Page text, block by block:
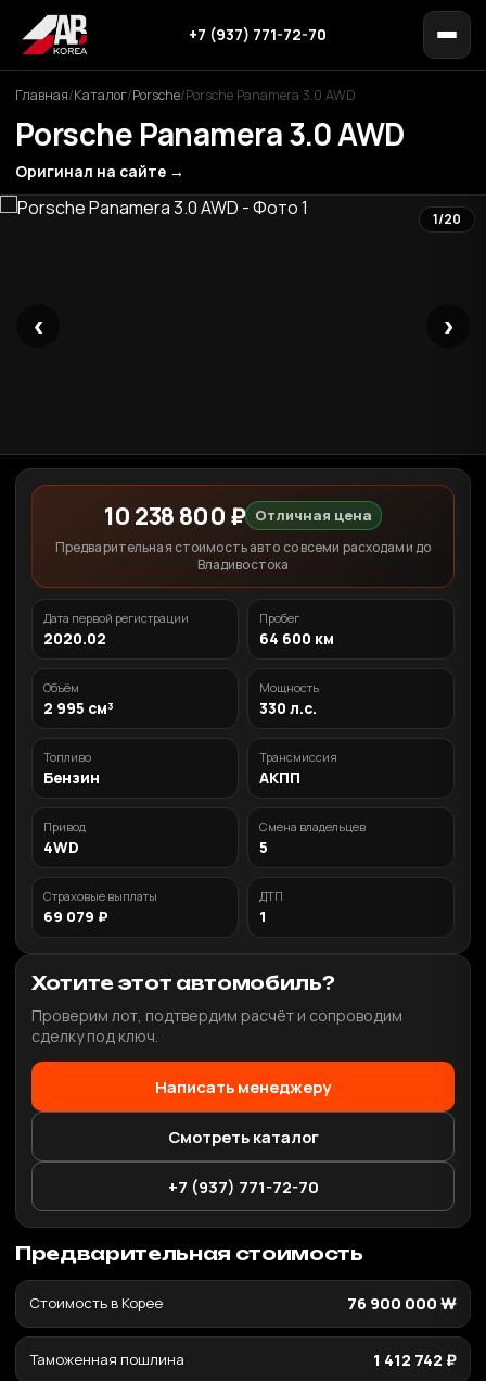
+7 (937) 771-72-70
Главная/Каталог/Porsche/Porsche Panamera 3.0 AWD
Porsche Panamera 3.0 AWD
Оригинал на сайте →
‹ ›
1/20
10 238 800 ₽ Отличная цена
Предварительная стоимость авто со всеми расходами до
Владивостока
Дата первой регистрации
2020.02
Пробег
64 600 км
Объём
2 995 см³
Мощность
330 л.с.
Топливо
Бензин
Трансмиссия
АКПП
Привод
4WD
Смена владельцев
5
Страховые выплаты
69 079 ₽
ДТП
1
Хотите этот автомобиль?
Проверим лот, подтвердим расчёт и сопроводим
сделку под ключ.
Написать менеджеру
Смотреть каталог
+7 (937) 771-72-70
Предварительная стоимость
Стоимость в Корее 76 900 000 ₩
Таможенная пошлина 1 412 742 ₽